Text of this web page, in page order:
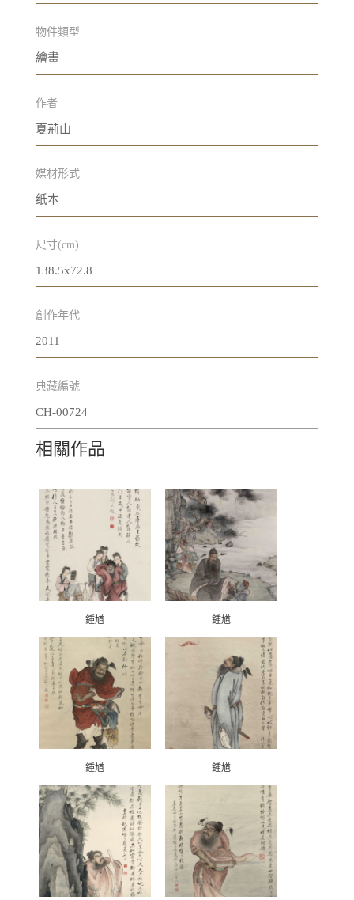
物件類型
繪畫
作者
夏荊山
媒材形式
纸本
尺寸(cm)
138.5x72.8
創作年代
2011
典藏編號
CH-00724
相關作品
鍾馗 鍾馗
鍾馗 鍾馗